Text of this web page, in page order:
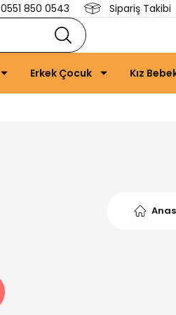
0551 850 0543 Sipariş Takibi
Erkek Çocuk Kız